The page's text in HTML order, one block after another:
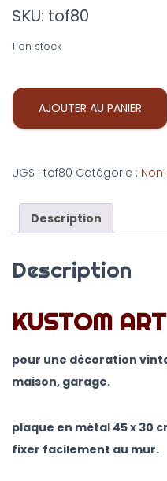
SKU: tof80
1 en stock
AJOUTER AU PANIER
UGS : tof80 Catégorie :
Description
Description
KUSTOM ART
pour une décoration
maison, garage.
plaque en métal 45 x 30
fixer facilement au mur.